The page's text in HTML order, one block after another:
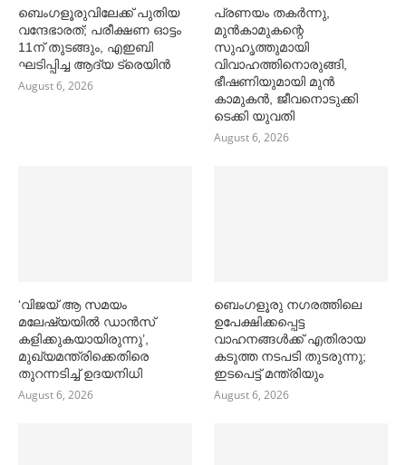
ബെംഗളൂരുവിലേക്ക് പുതിയ
വന്ദേഭാരത്; പരീക്ഷണ ഓട്ടം
11ന് തുടങ്ങും, എഇബി
ഘടിപ്പിച്ച ആദ്യ ട്രെയിന്‍
August 6, 2026
പ്രണയം തകര്‍ന്നു,
മുൻകാമുകന്റെ
സുഹൃത്തുമായി
വിവാഹത്തിനൊരുങ്ങി,
ഭീഷണിയുമായി മുൻ
കാമുകൻ, ജീവനൊടുക്കി
ടെക്കി യുവതി
August 6, 2026
‘വിജയ് ആ സമയം
മലേഷ്യയില്‍ ഡാൻസ്
കളിക്കുകയായിരുന്നു’,
മുഖ്യമന്ത്രിക്കെതിരെ
തുറന്നടിച്ച്‌ ഉദയനിധി
August 6, 2026
ബെംഗളൂരു നഗരത്തിലെ
ഉപേക്ഷിക്കപ്പെട്ട
വാഹനങ്ങള്‍ക്ക് എതിരായ
കടുത്ത നടപടി തുടരുന്നു;
ഇടപെട്ട് മന്ത്രിയും
August 6, 2026